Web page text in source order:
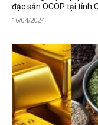
đặc sản OCOP tại tỉnh
16/04/2024